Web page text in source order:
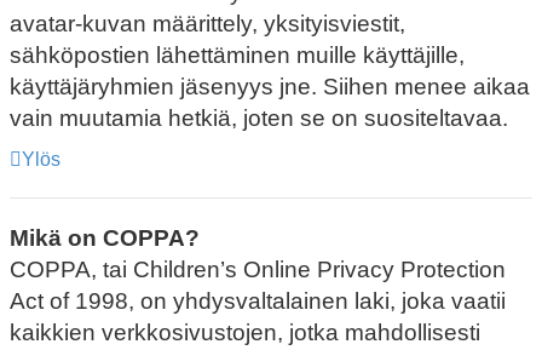
avatar-kuvan määrittely, yksityisviestit,
sähköpostien lähettäminen muille käyttäjille,
käyttäjäryhmien jäsenyys jne. Siihen menee aikaa
vain muutamia hetkiä, joten se on suositeltavaa.
Ylös
Mikä on COPPA?
COPPA, tai Children’s Online Privacy Protection
Act of 1998, on yhdysvaltalainen laki, joka vaatii
kaikkien verkkosivustojen, jotka mahdollisesti